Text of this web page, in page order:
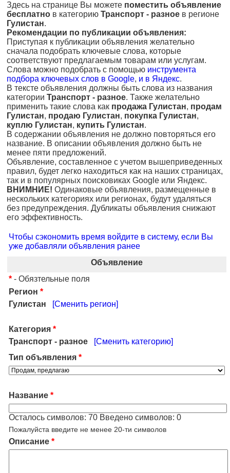
Здесь на странице Вы можете поместить объявление
бесплатно в категорию Транспорт - разное в регионе
Гулистан.
Рекомендации по публикации объявления:
Приступая к публикации объявления желательно
сначала подобрать ключевые слова, которые
соответствуют предлагаемым товарам или услугам.
Слова можно подобрать с помощью инструмента
подбора ключевых слов в Google, и в Яндекс.
В тексте объявления должны быть слова из названия
категории Транспорт - разное. Также желательно
применить такие слова как продажа Гулистан, продам
Гулистан, продаю Гулистан, покупка Гулистан,
куплю Гулистан, купить Гулистан.
В содержании объявления не должно повторяться его
название. В описании объявления должно быть не
менее пяти предложений.
Объявление, составленное с учетом вышеприведенных
правил, будет легко находиться как на наших страницах,
так и в популярных поисковиках Google или Яндекс.
ВНИМНИЕ! Одинаковые объявления, размещенные в
нескольких категориях или регионах, будут удаляться
без предупреждения. Дубликаты объявления снижают
его эффективность.
Чтобы сэкономить время войдите в систему, если Вы
уже добавляли объявления ранее
Объявление
* - Обязтельные поля
Регион *
Гулистан
[Сменить регион]
Категория *
Транспорт - разное
[Сменить категорию]
Тип объявления *
Название *
Осталось символов: 70 Введено символов: 0
Пожалуйста введите не менее 20-ти символов
Описание *